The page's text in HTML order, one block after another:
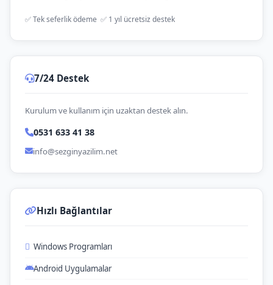
✅ Tek seferlik ödeme ✅ 1 yıl ücretsiz destek
7/24 Destek
Kurulum ve kullanım için uzaktan destek alın.
0531 633 41 38
info@sezginyazilim.net
Hızlı Bağlantılar
Windows Programları
Android Uygulamalar